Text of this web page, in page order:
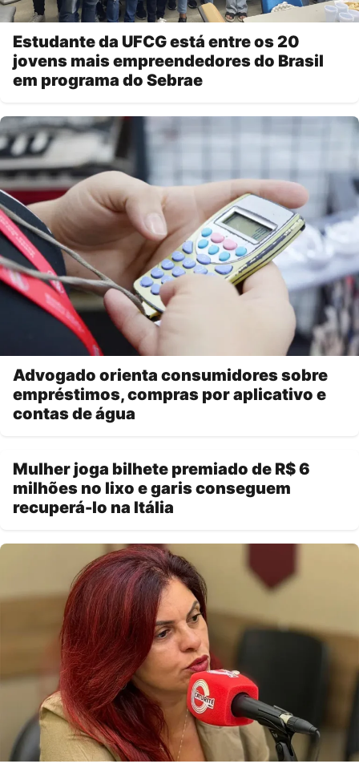
Estudante da UFCG está entre os 20
jovens mais empreendedores do Brasil
em programa do Sebrae
Advogado orienta consumidores sobre
empréstimos, compras por aplicativo e
contas de água
Mulher joga bilhete premiado de R$ 6
milhões no lixo e garis conseguem
recuperá-lo na Itália